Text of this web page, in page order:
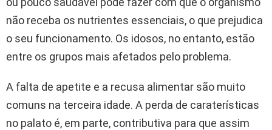
não receba os nutrientes essenciais, o que prejudica
o seu funcionamento. Os idosos, no entanto, estão
entre os grupos mais afetados pelo problema.
A falta de apetite e a recusa alimentar são muito
comuns na terceira idade. A perda de caraterísticas
no palato é, em parte, contributiva para que assim